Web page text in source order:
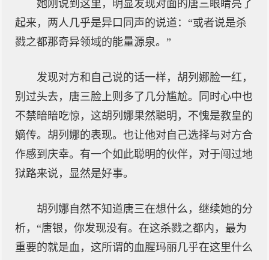
她刚说到这里，明显发现对面的唐三眼睛亮了
起来，两人几乎是异口同声的说道：“或者说是杀
戮之都那奇异领域的能量源泉。”
发现对方和自己说的话一样，胡列娜脸一红，
别过头去，唐三脸上则多了几分尴尬。同时心中也
不禁暗暗吃惊，这胡列娜果然聪明，不愧是教皇的
嫡传。胡列娜的表现。也让他对自己选择与对方合
作感到庆幸。有一个如此聪明的伙伴，对于闯过地
狱路来说，显然是好事。
胡列娜自然不知道唐三在想什么，继续她的分
析，“唐银，你发现没有。在这杀戮之都内，最为
重要的就是血，这所谓的血腥玛丽几乎在这里什么